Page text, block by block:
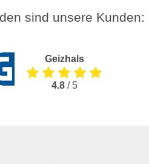
sind unsere Kunden:
Geizhals
4.8/ 5